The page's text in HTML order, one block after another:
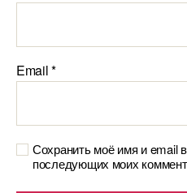
Email*
Сохранить моё имя и email
последующих моих